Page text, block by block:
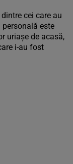
cei care au
este
uriașe de acasă,
i-au fost